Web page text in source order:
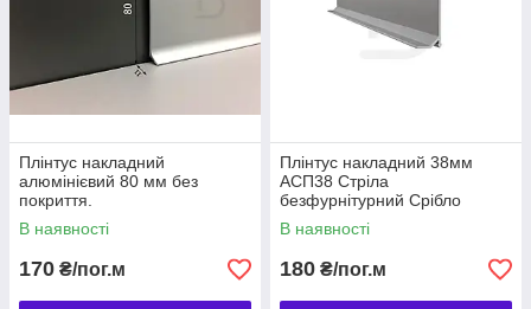
Плінтус накладний
алюмінієвий 80 мм без
покриття.
В наявності
170 ₴/пог.м
Плінтус накладний 38мм
АСП38 Стріла
безфурнітурний Срібло
В наявності
180 ₴/пог.м